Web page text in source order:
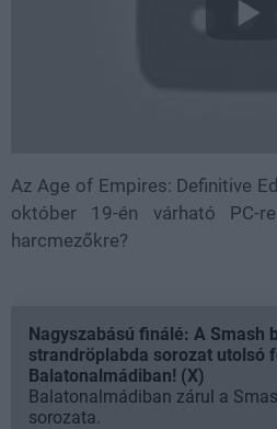
Az Age of Empires: Definitive
október 19-én várható PC-
harcmezőkre?
Nagyszabású finálé: A Smash
strandröplabda sorozat utolsó
Balatonalmádiban! (X)
Balatonalmádiban zárul a
sorozata.